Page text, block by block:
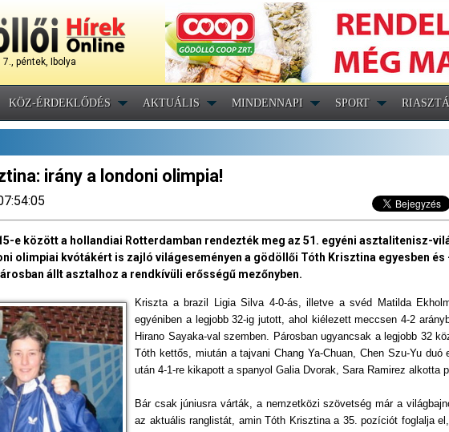
péntek, Ibolya
KÖZ-ÉRDEKLŐDÉS AKTUÁLIS MINDENNAPI SPORT
irány a londoni olimpia!
e között a hollandiai Rotterdamban rendezték meg az 51. egyéni asztalitenisz-
olimpiai kvótákért is zajló világeseményen a gödöllői Tóth Krisztina egyesben és
állt asztalhoz a rendkívüli erősségű mezőnyben.
Kriszta a brazil Ligia Silva 4-0-ás, illetve a svéd Matilda
egyéniben a legjobb 32-ig jutott, ahol kiélezett meccsen 4-2
Hirano Sayaka-val szemben. Párosban ugyancsak a legjobb 32
Tóth kettős, miután a tajvani Chang Ya-Chuan, Chen Szu-Yu duó
után 4-1-re kikapott a spanyol Galia Dvorak, Sara Ramirez alkotta
Bár csak júniusra várták, a nemzetközi szövetség már a
az aktuális ranglistát, amin Tóth Krisztina a 35. pozíciót foglalja